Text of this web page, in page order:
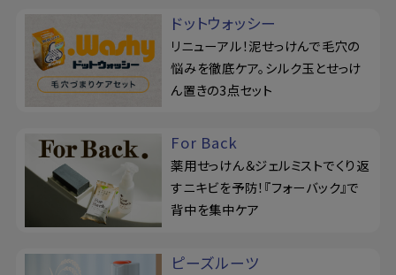
ドットウォッシー
リニューアル！泥せっけんで毛穴の
悩みを徹底ケア。シルク玉とせっけ
ん置きの3点セット
For Back
薬用せっけん＆ジェルミストでくり返
すニキビを予防！『フォーバック』で
背中を集中ケア
ピーズルーツ